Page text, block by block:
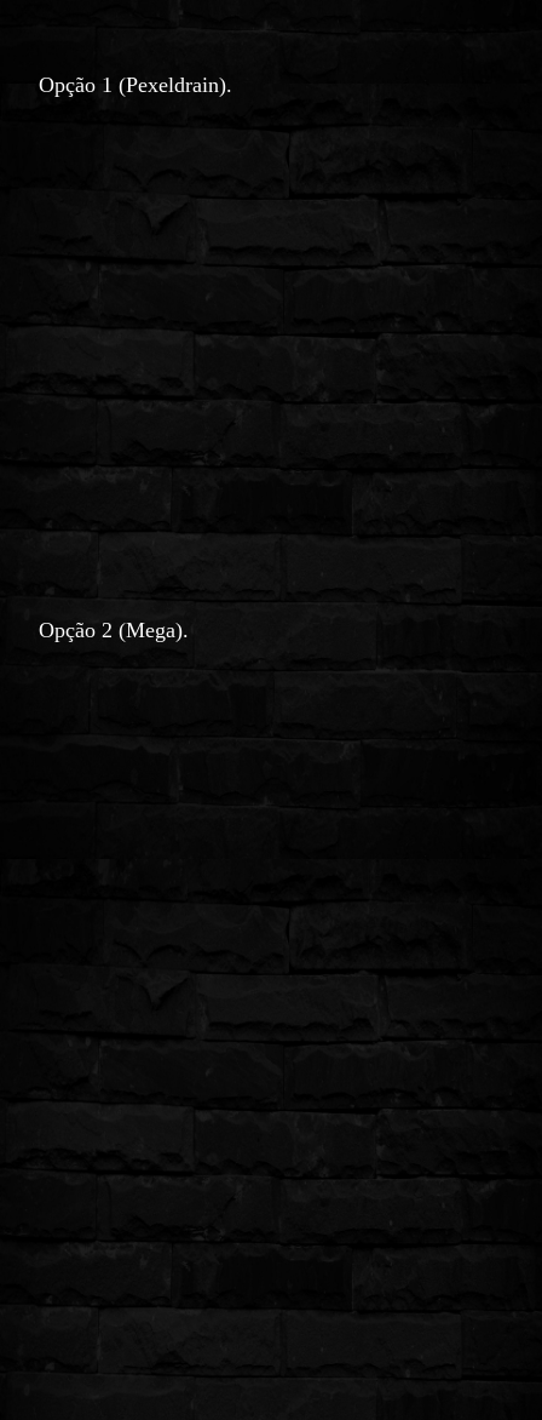
Opção 1 (Pexeldrain).
Opção 2 (Mega).